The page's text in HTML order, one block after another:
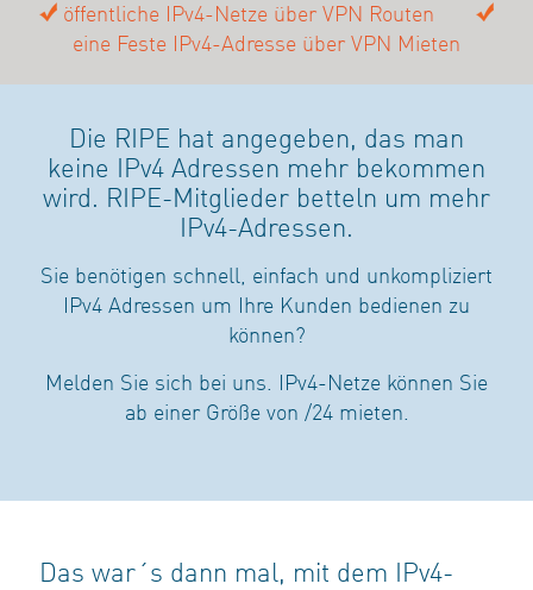
öffentliche IPv4-Netze über VPN Routen
eine Feste IPv4-Adresse über VPN Mieten
Die RIPE hat angegeben, das man
keine IPv4 Adressen mehr bekommen
wird. RIPE-Mitglieder betteln um mehr
IPv4-Adressen.
Sie benötigen schnell, einfach und unkompliziert
IPv4 Adressen um Ihre Kunden bedienen zu
können?
Melden Sie sich bei uns. IPv4-Netze können Sie
ab einer Größe von /24 mieten.
Das war´s dann mal, mit dem IPv4-